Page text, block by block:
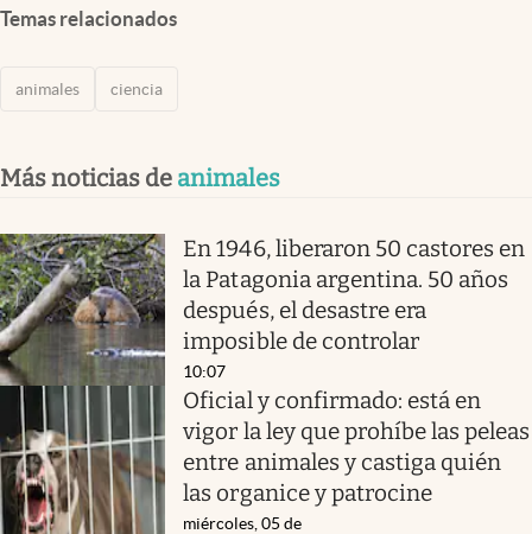
Temas relacionados
animales ciencia
Más noticias de animales
En 1946, liberaron 50 castores en
la Patagonia argentina. 50 años
después, el desastre era
imposible de controlar
10:07
Oficial y confirmado: está en
vigor la ley que prohíbe las peleas
entre animales y castiga quién
las organice y patrocine
miércoles, 05 de